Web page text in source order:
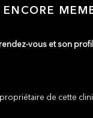
ENCORE
vous et son
de cette